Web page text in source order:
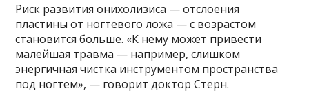
Риск развития онихолизиса — отслоения
пластины от ногтевого ложа — с возрастом
становится больше. «К нему может привести
малейшая травма — например, слишком
энергичная чистка инструментом пространства
под ногтем», — говорит доктор Стерн.